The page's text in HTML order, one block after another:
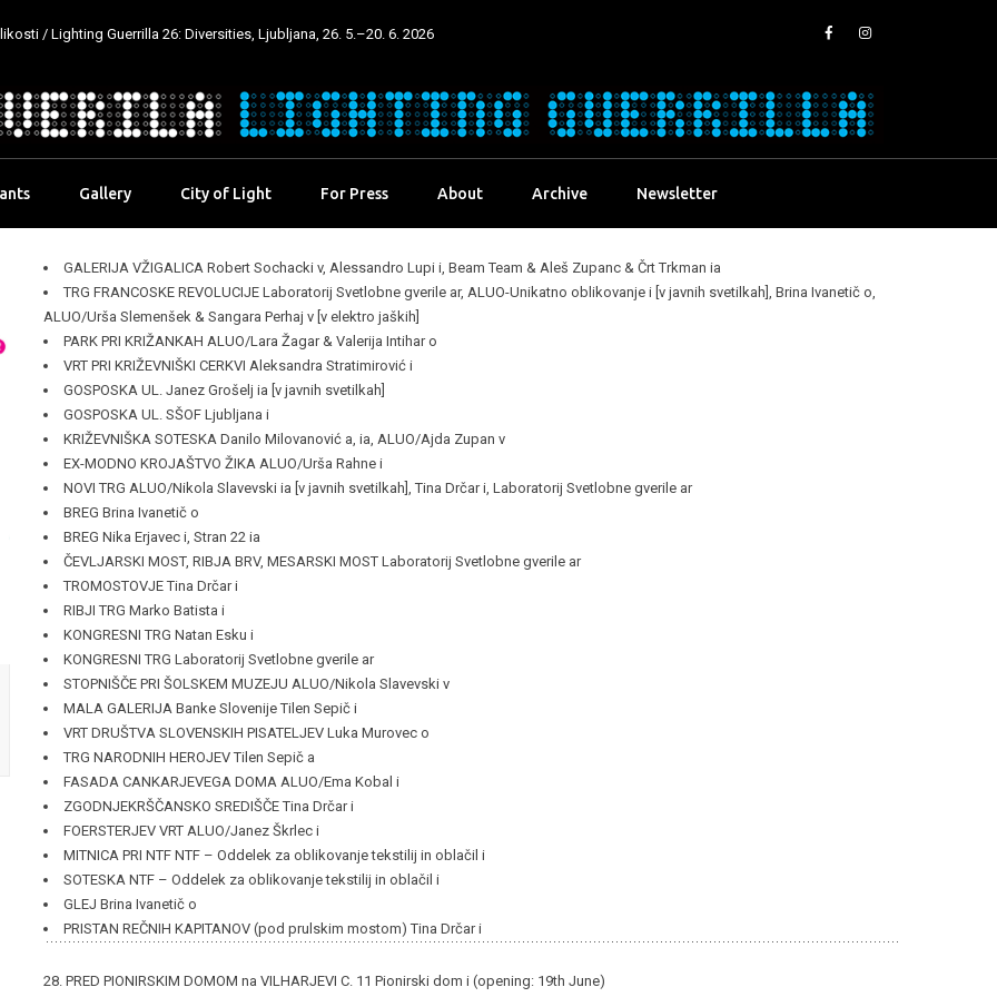
/ Lighting Guerrilla 26: Diversities, Ljubljana, 26. 5.–20. 6. 2026
Gallery City of Light For Press About Archive Newsletter
GALERIJA VŽIGALICA Robert Sochacki v, Alessandro Lupi i, Beam Team & Aleš Zupanc & Črt Trkman ia
TRG FRANCOSKE REVOLUCIJE Laboratorij Svetlobne gverile ar, ALUO-Unikatno oblikovanje i [v javnih svetilkah], Brina Ivanetič o,
ALUO/Urša Slemenšek & Sangara Perhaj v [v elektro jaških]
PARK PRI KRIŽANKAH ALUO/Lara Žagar & Valerija Intihar o
VRT PRI KRIŽEVNIŠKI CERKVI Aleksandra Stratimirović i
GOSPOSKA UL. Janez Grošelj ia [v javnih svetilkah]
GOSPOSKA UL. SŠOF Ljubljana i
KRIŽEVNIŠKA SOTESKA Danilo Milovanović a, ia, ALUO/Ajda Zupan v
EX-MODNO KROJAŠTVO ŽIKA ALUO/Urša Rahne i
NOVI TRG ALUO/Nikola Slavevski ia [v javnih svetilkah], Tina Drčar i, Laboratorij Svetlobne gverile ar
BREG Brina Ivanetič o
BREG Nika Erjavec i, Stran 22 ia
ČEVLJARSKI MOST, RIBJA BRV, MESARSKI MOST Laboratorij Svetlobne gverile ar
TROMOSTOVJE Tina Drčar i
RIBJI TRG Marko Batista i
KONGRESNI TRG Natan Esku i
KONGRESNI TRG Laboratorij Svetlobne gverile ar
STOPNIŠČE PRI ŠOLSKEM MUZEJU ALUO/Nikola Slavevski v
MALA GALERIJA Banke Slovenije Tilen Sepič i
VRT DRUŠTVA SLOVENSKIH PISATELJEV Luka Murovec o
TRG NARODNIH HEROJEV Tilen Sepič a
FASADA CANKARJEVEGA DOMA ALUO/Ema Kobal i
ZGODNJEKRŠČANSKO SREDIŠČE Tina Drčar i
FOERSTERJEV VRT ALUO/Janez Škrlec i
MITNICA PRI NTF NTF – Oddelek za oblikovanje tekstilij in oblačil i
SOTESKA NTF – Oddelek za oblikovanje tekstilij in oblačil i
GLEJ Brina Ivanetič o
PRISTAN REČNIH KAPITANOV (pod prulskim mostom) Tina Drčar i
28. PRED PIONIRSKIM DOMOM na VILHARJEVI C. 11 Pionirski dom i (opening: 19th June)